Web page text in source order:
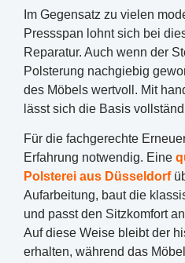
Im Gegensatz zu vielen
Pressspan lohnt sich bei
Reparatur. Auch wenn der
Polsterung nachgiebig
des Möbels wertvoll. Mit
lässt sich die Basis
Für die fachgerechte
Erfahrung notwendig. Eine
Polsterei aus Düsseldorf
Aufarbeitung, baut die
und passt den Sitzkomfort
Auf diese Weise bleibt der
erhalten, während das